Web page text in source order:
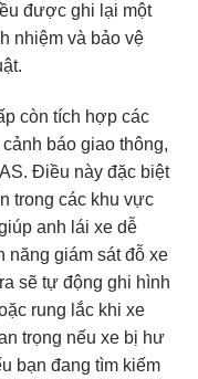
được ghi lại một
nhiệm và bảo vệ
còn tích hợp các
báo giao thông,
Điều này đặc biệt
trong các khu vực
anh lái xe dễ
năng giám sát đỗ xe
sẽ tự động ghi hình
rung lắc khi xe
trọng nếu xe bị hư
bạn đang tìm kiếm